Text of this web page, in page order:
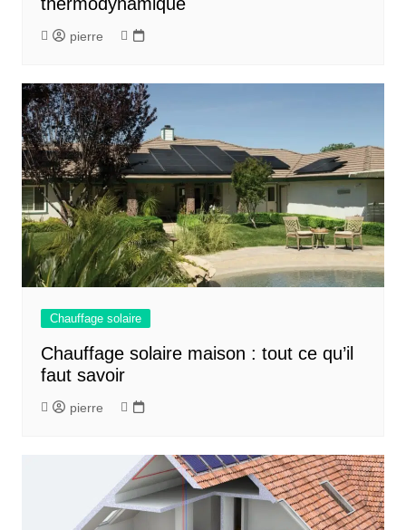
pierre
Chauffage solaire
Chauffage solaire maison : tout ce qu’il
faut savoir
pierre